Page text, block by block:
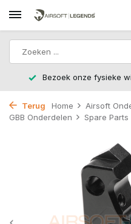
Capelle aan den IJssel
Terug Home
Airsoft
GBB Onderdelen
Spare Parts